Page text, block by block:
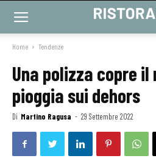
Home Tendenze
Una polizza copre
pioggia sui dehors
Di Martino Ragusa - 29 Settembre 2022